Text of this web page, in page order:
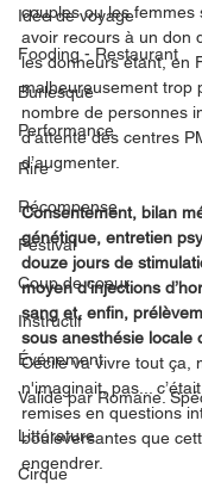
Idée de voyage
Fooding - Restaurant
Burlesque
Performance
Rire
Récompense
Festival
Coup de coeur
Instructif
Événement
Validé par Romane.
Littérature
Cirque
couples ou les femmes
avoir recours à un don
les donneurs étant, en
malheureusement trop
nombre de personnes
d’attente des centres
d’augmenter.
Consentement, bilan
génétique, entretien
douze jours de
moyen d’injections
sang et, enfin,
sous anesthésie locale
Cécile va vivre tout ça,
n'imaginait, pas...
remises en questions
bouleversantes que
engendrer.